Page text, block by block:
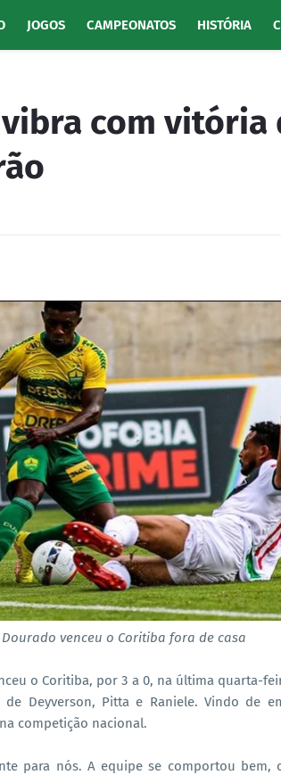
JOGOS CAMPEONATOS HISTÓRIA
com vitória
Dourado venceu o Coritiba fora de casa
o Coritiba, por 3 a 0, na última quarta-
de Deyverson, Pitta e Raniele. Vindo de
competição nacional.
para nós. A equipe se comportou bem,